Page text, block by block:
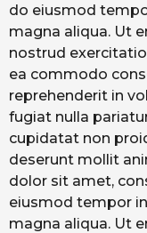
do eiusmod
magna aliqua. Ut
nostrud
ea commodo
reprehenderit in
fugiat nulla
cupidatat non
deserunt mollit
dolor sit amet,
eiusmod tempor
magna aliqua. Ut